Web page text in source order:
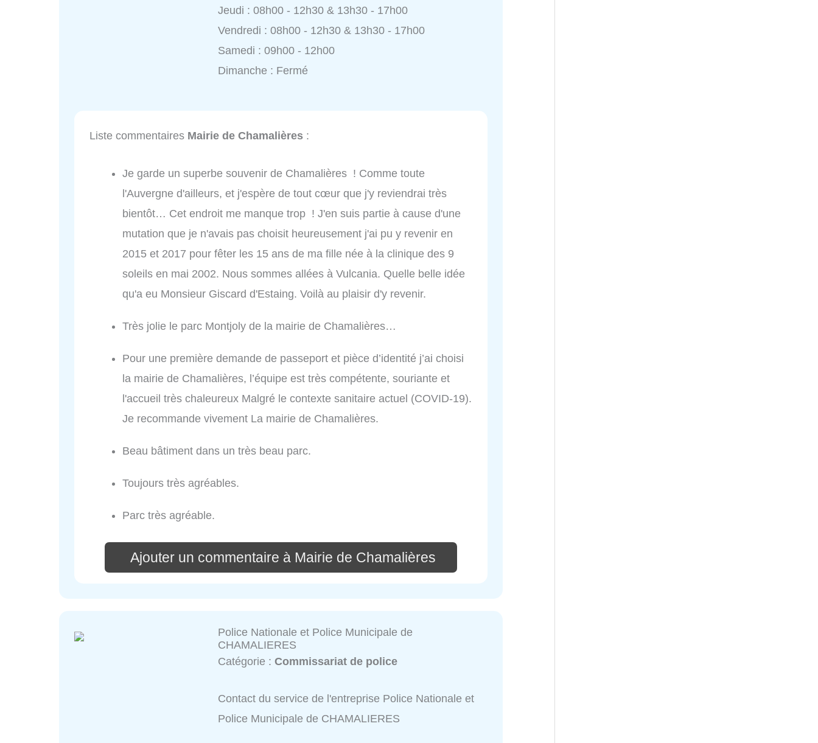
Jeudi : 08h00 - 12h30 & 13h30 - 17h00
Vendredi : 08h00 - 12h30 & 13h30 - 17h00
Samedi : 09h00 - 12h00
Dimanche : Fermé
Liste commentaires Mairie de Chamalières :
Je garde un superbe souvenir de Chamalières ! Comme toute
l'Auvergne d'ailleurs, et j'espère de tout cœur que j'y reviendrai très
bientôt… Cet endroit me manque trop ! J'en suis partie à cause d'une
mutation que je n'avais pas choisit heureusement j'ai pu y revenir en
2015 et 2017 pour fêter les 15 ans de ma fille née à la clinique des 9
soleils en mai 2002. Nous sommes allées à Vulcania. Quelle belle idée
qu'a eu Monsieur Giscard d'Estaing. Voilà au plaisir d'y revenir.
Très jolie le parc Montjoly de la mairie de Chamalières…
Pour une première demande de passeport et pièce d’identité j’ai choisi
la mairie de Chamalières, l’équipe est très compétente, souriante et
l'accueil très chaleureux Malgré le contexte sanitaire actuel (COVID-19).
Je recommande vivement La mairie de Chamalières.
Beau bâtiment dans un très beau parc.
Toujours très agréables.
Parc très agréable.
Ajouter un commentaire à Mairie de Chamalières
Police Nationale et Police Municipale de
CHAMALIERES
Catégorie :Commissariat de police
Contact du service de l'entreprise Police Nationale et
Police Municipale de CHAMALIERES